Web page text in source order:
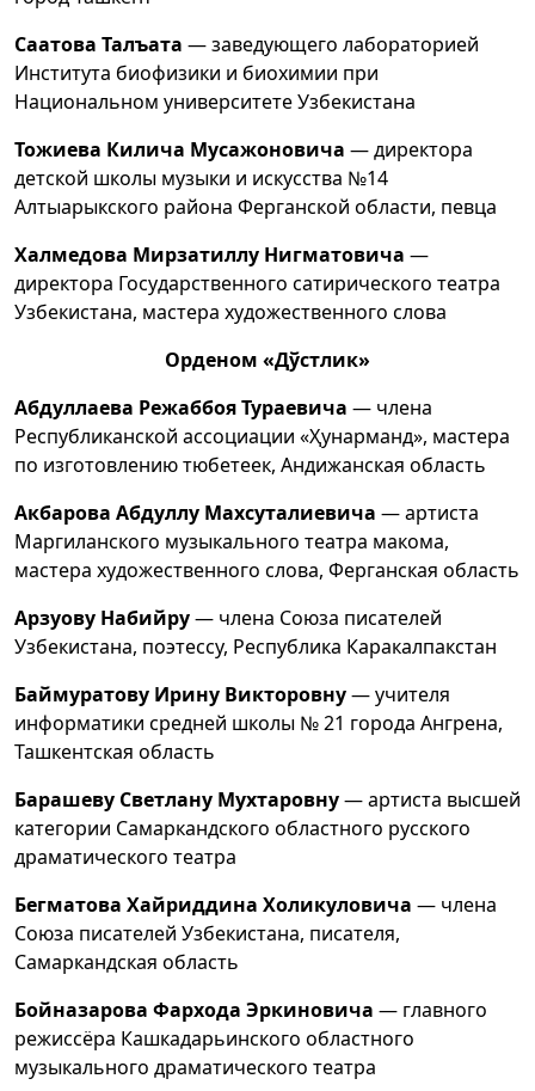
Саатова Талъата — заведующего лабораторией
Института биофизики и биохимии при
Национальном университете Узбекистана
Тожиева Килича Мусажоновича — директора
детской школы музыки и искусства №14
Алтыарыкского района Ферганской области, певца
Халмедова Мирзатиллу Нигматовича —
директора Государственного сатирического театра
Узбекистана, мастера художественного слова
Орденом «Дўстлик»
Абдуллаева Режаббоя Тураевича — члена
Республиканской ассоциации «Ҳунарманд», мастера
по изготовлению тюбетеек, Андижанская область
Акбарова Абдуллу Махсуталиевича — артиста
Маргиланского музыкального театра макома,
мастера художественного слова, Ферганская область
Арзуову Набийру— члена Союза писателей
Узбекистана, поэтессу, Республика Каракалпакстан
Баймуратову Ирину Викторовну— учителя
информатики средней школы № 21 города Ангрена,
Ташкентская область
Барашеву Светлану Мухтаровну— артиста высшей
категории Самаркандского областного русского
драматического театра
Бегматова Хайриддина Холикуловича — члена
Союза писателей Узбекистана, писателя,
Самаркандская область
Бойназарова Фархода Эркиновича — главного
режиссёра Кашкадарьинского областного
музыкального драматического театра